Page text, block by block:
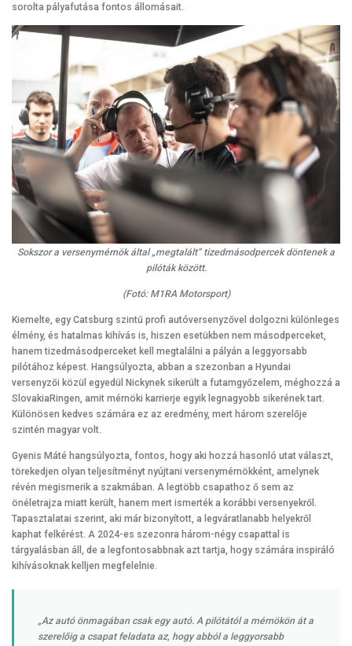
sorolta pályafutása fontos állomásait.
Sokszor a versenymérnök által „megtalált” tizedmásodpercek döntenek a
pilóták között.
(Fotó: M1RA Motorsport)
Kiemelte, egy Catsburg szintű profi autóversenyzővel dolgozni különleges
élmény, és hatalmas kihívás is, hiszen esetükben nem másodperceket,
hanem tizedmásodperceket kell megtalálni a pályán a leggyorsabb
pilótához képest. Hangsúlyozta, abban a szezonban a Hyundai
versenyzői közül egyedül Nickynek sikerült a futamgyőzelem, méghozzá a
SlovakiaRingen, amit mérnöki karrierje egyik legnagyobb sikerének tart.
Különösen kedves számára ez az eredmény, mert három szerelője
szintén magyar volt.
Gyenis Máté hangsúlyozta, fontos, hogy aki hozzá hasonló utat választ,
törekedjen olyan teljesítményt nyújtani versenymérnökként, amelynek
révén megismerik a szakmában. A legtöbb csapathoz ő sem az
önéletrajza miatt került, hanem mert ismerték a korábbi versenyekről.
Tapasztalatai szerint, aki már bizonyított, a legváratlanabb helyekről
kaphat felkérést. A 2024-es szezonra három-négy csapattal is
tárgyalásban áll, de a legfontosabbnak azt tartja, hogy számára inspiráló
kihívásoknak kelljen megfelelnie.
„Az autó önmagában csak egy autó. A pilótától a mérnökön át a
szerelőig a csapat feladata az, hogy abból a leggyorsabb